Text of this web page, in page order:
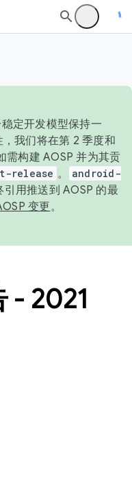
定开发模型保持一
我们将在第 2 季度和
需构建 AOSP 并为其贡
release 。
android-
用推送到 AOSP 的最
变更。
- 2021